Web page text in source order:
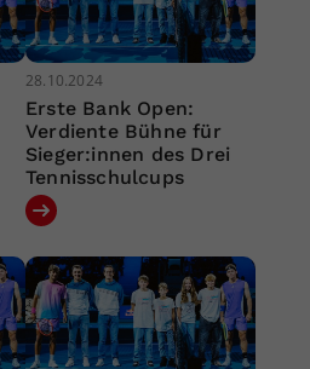
28.10.2024
Erste Bank Open:
Verdiente Bühne für
Sieger:innen des Drei
Tennisschulcups